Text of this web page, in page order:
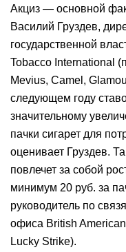
Акциз — основной
Василий Груздев,
государственной
Tobacco International
Mevius, Camel,
следующем году
значительному
пачки сигарет для
оценивает Груздев.
повлечет за собой
минимум 20 руб. за
руководитель по
офиса British
Lucky Strike).